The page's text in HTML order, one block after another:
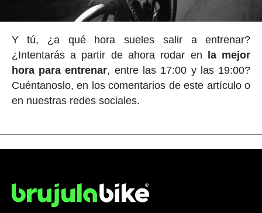
Y tú, ¿a qué hora sueles salir a entrenar?
¿Intentarás a partir de ahora rodar en la mejor
hora para entrenar, entre las 17:00 y las 19:00?
Cuéntanoslo, en los comentarios de este artículo o
en nuestras redes sociales.